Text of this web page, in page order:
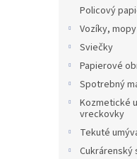
Policový
Vozíky,
Sviečky
Papierové
Spotrebný
Kozmetické
vreckovky
Tekuté